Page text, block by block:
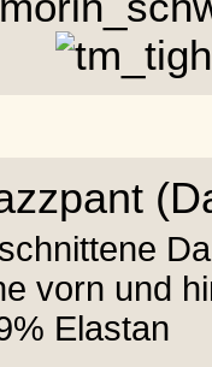
vorn und
Elastan